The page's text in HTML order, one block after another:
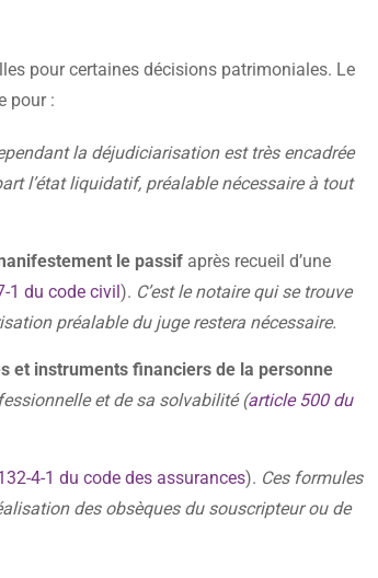
pour certaines décisions patrimoniales. Le
pour :
la déjudiciarisation est très encadrée
l’état liquidatif, préalable nécessaire à tout
le passif après recueil d’une
1 du code civil). C’est le notaire qui se trouve
préalable du juge restera nécessaire.
et instruments financiers de la personne
et de sa solvabilité (article 500 du
4-1 du code des assurances). Ces formules
des obsèques du souscripteur ou de